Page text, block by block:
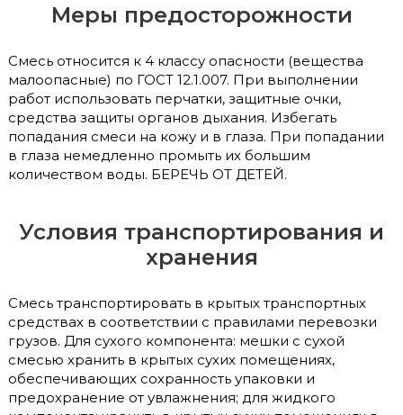
Меры предосторожности
Смесь относится к 4 классу опасности (вещества
малоопасные) по ГОСТ 12.1.007. При выполнении
работ использовать перчатки, защитные очки,
средства защиты органов дыхания. Избегать
попадания смеси на кожу и в глаза. При попадании
в глаза немедленно промыть их большим
количеством воды. БЕРЕЧЬ ОТ ДЕТЕЙ.
Условия транспортирования и
хранения
Смесь транспортировать в крытых транспортных
средствах в соответствии с правилами перевозки
грузов. Для сухого компонента: мешки с сухой
смесью хранить в крытых сухих помещениях,
обеспечивающих сохранность упаковки и
предохранение от увлажнения; для жидкого